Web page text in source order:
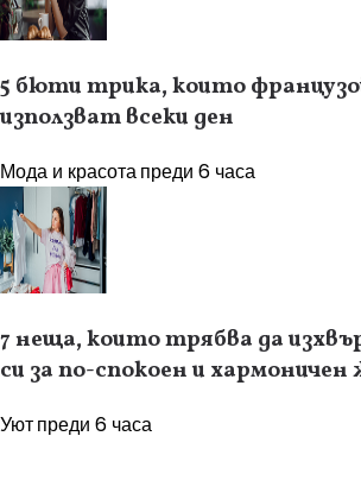
5 бюти трика, които
използват всеки ден
Мода и красотапреди 6 часа
7 неща, които трябва да
си за по-спокоен и
Уютпреди 6 часа